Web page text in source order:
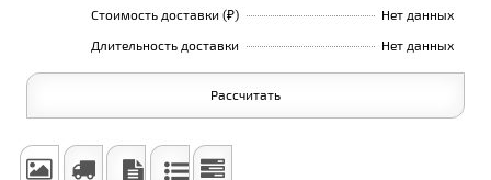
Стоимость доставки (₽)
Нет данных
Длительность доставки
Нет данных
Рассчитать